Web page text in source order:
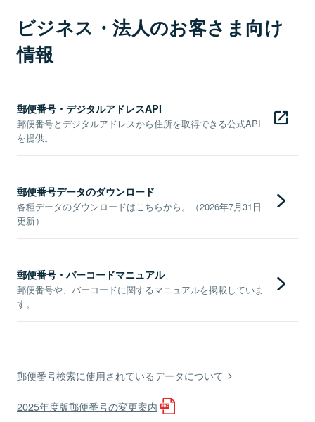
ビジネス・法人のお客さま向け
情報
郵便番号・デジタルアドレスAPI
郵便番号とデジタルアドレスから住所を取得できる公式API
を提供。
郵便番号データのダウンロード
各種データのダウンロードはこちらから。（2026年7月31日
更新）
郵便番号・バーコードマニュアル
郵便番号や、バーコードに関するマニュアルを掲載していま
す。
郵便番号検索に使用されているデータについて
2025年度版郵便番号の変更案内